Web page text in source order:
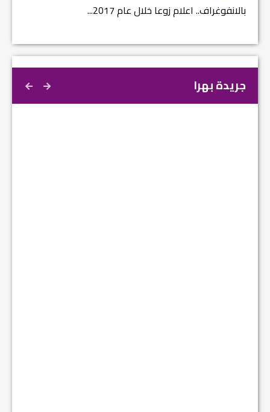
بالانفوغراف.. اعلام زوعا خلال عام 2017...
جريدة بهرا